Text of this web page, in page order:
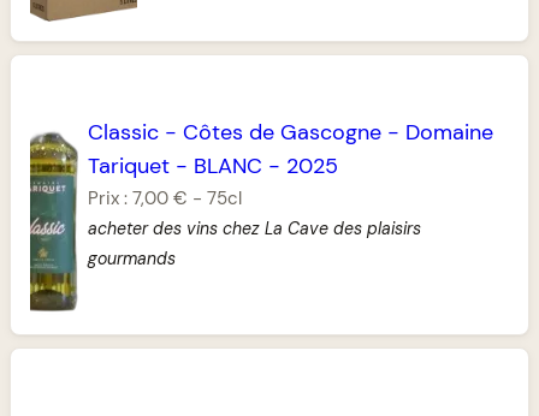
Classic - Côtes de Gascogne - Domaine
Tariquet - BLANC - 2025
Prix :7,00 € -75cl
acheter des vins chez La Cave des plaisirs
gourmands